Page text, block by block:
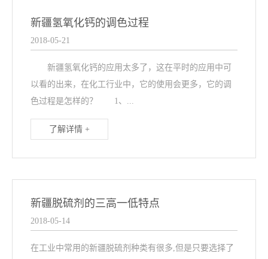
新疆氢氧化钙的调色过程
2018-05-21
新疆氢氧化钙的应用太多了，这在平时的应用中可
以看的出来，在化工行业中，它的使用会更多，它的调
色过程是怎样的？ 1、...
了解详情 +
新疆脱硫剂的三高一低特点
2018-05-14
在工业中常用的新疆脱硫剂种类有很多,但是只要选择了